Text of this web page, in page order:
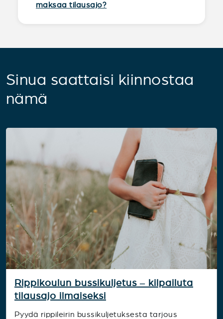
maksaa tilausajo?
Sinua saattaisi kiinnostaa
nämä
Rippikoulun bussikuljetus – kilpailuta
tilausajo ilmaiseksi
Pyydä rippileirin bussikuljetuksesta tarjous